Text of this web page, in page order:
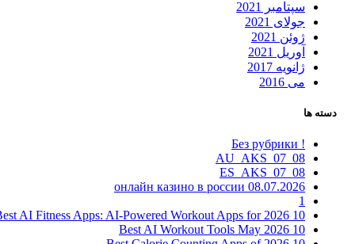
سپتامبر 2021
جولای 2021
ژوئن 2021
آوریل 2021
ژانویه 2017
می 2016
دسته ها
! Без рубрики
08_07_AU_AKS
08_07_ES_AKS
08.07.2026 онлайн казино в россии
1
10 Best AI Fitness Apps: AI-Powered Workout Apps for 2026
10 Best AI Workout Tools May 2026